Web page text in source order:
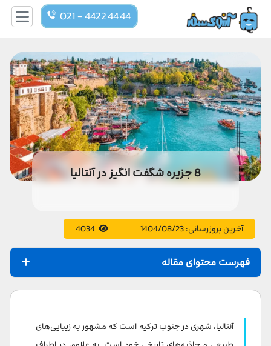
021 - 4422 44 44
8 جزیره شگفت انگیز در آنتالیا
آخرین بروزرسانی:1404/08/23
فهرست محتوای مقاله
جزیره ککووا
جزیره Suluada , جزیره ای محبوب در بین مسافران
آنتالیا، شهری در جنوب ترکیه است که مشهور به زیبایی‌های